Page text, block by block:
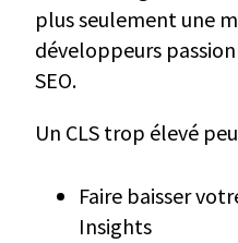
plus seulement une
développeurs
SEO.
Un CLS trop élevé
Faire baisser
Insights